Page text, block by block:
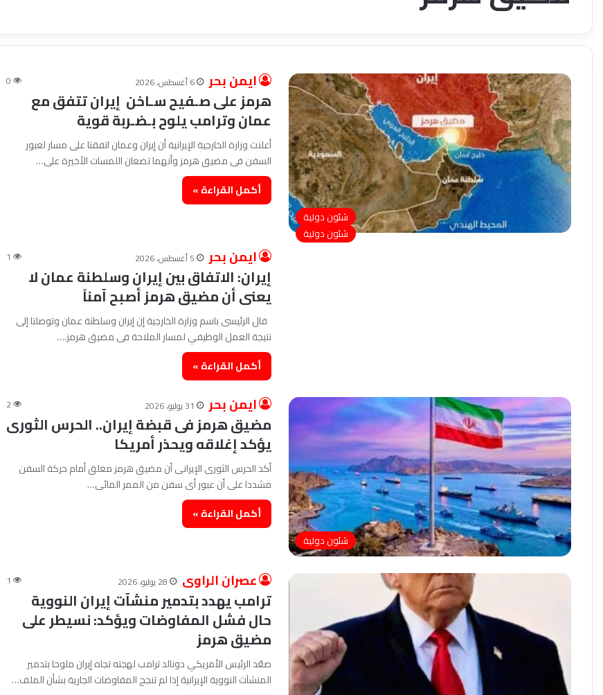
شئون دولية
ايمن بحر 6 أغسطس، 2026 0
هرمز على صـفيح سـاخن إيران تتفق مع
عمان وترامب يلوح بـضـربة قوية
أعلنت وزارة الخارجية الإيرانية أن إيران وعمان اتفقتا على مسار لعبور
السفن فى مضيق هرمز وأنهما تضعان اللمسات الأخيرة على…
أكمل القراءة »
شئون دولية
ايمن بحر 5 أغسطس، 2026 1
إيران: الاتفاق بين إيران وسلطنة عمان لا
يعنى أن مضيق هرمز أصبح آمناً
قال الرئيسى باسم وزارة الخارجية إن إيران وسلطنة عمان وتوصلتا إلى
نتيجة العمل الوظيفي لمسار الملاحة فى مضيق هرمز.…
أكمل القراءة »
شئون دولية
ايمن بحر 31 يوليو، 2026 2
مضيق هرمز فى قبضة إيران.. الحرس الثورى
يؤكد إغلاقه ويحذر أمريكا
أكد الحرس الثورى الإيرانى أن مضيق هرمز مغلق أمام حركة السفن
مشددا على أن عبور أى سفن من الممر المائى…
أكمل القراءة »
عصران الراوى 28 يوليو، 2026 1
ترامب يهدد بتدمير منشآت إيران النووية
حال فشل المفاوضات ويؤكد: نسيطر على
مضيق هرمز
صعّد الرئيس الأمريكي دونالد ترامب لهجته تجاه إيران ملوحا بتدمير
المنشآت النووية الإيرانية إذا لم تنجح المفاوضات الجارية بشأن الملف…